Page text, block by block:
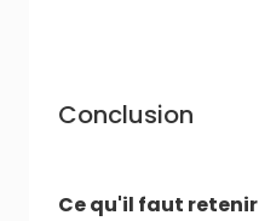
Conclusion
Ce qu'il faut retenir